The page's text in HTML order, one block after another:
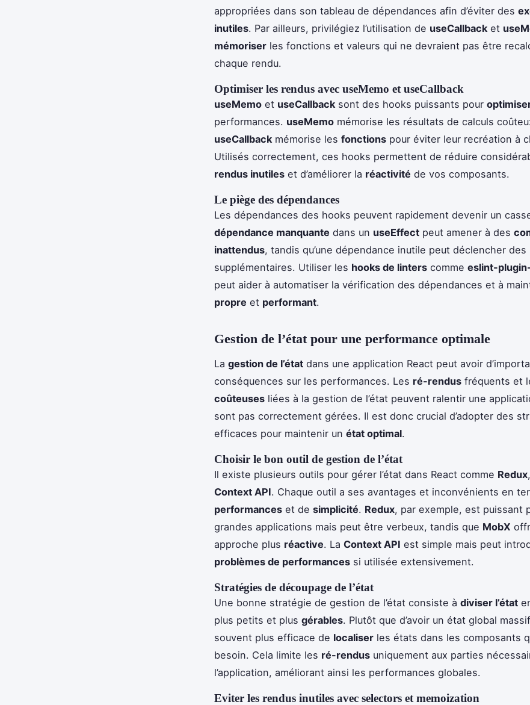
appropriées dans son tableau de dépendances afin d’éviter des
inutiles. Par ailleurs, privilégiez l’utilisation de useCallback et
mémoriser les fonctions et valeurs qui ne devraient pas être
chaque rendu.
Optimiser les rendus avec useMemo et useCallback
useMemo et useCallback sont des hooks puissants pour
performances. useMemo mémorise les résultats de calculs
useCallback mémorise les fonctions pour éviter leur recréation à
Utilisés correctement, ces hooks permettent de réduire
rendus inutiles et d’améliorer la réactivité de vos composants.
Le piège des dépendances
Les dépendances des hooks peuvent rapidement devenir un
dépendance manquante dans un useEffect peut amener à des
inattendus, tandis qu’une dépendance inutile peut déclencher des
supplémentaires. Utiliser les hooks de linters comme eslint-
peut aider à automatiser la vérification des dépendances et à
propre et performant.
Gestion de l’état pour une performance optimale
La gestion de l’état dans une application React peut avoir
conséquences sur les performances. Les ré-rendus fréquents et
coûteuses liées à la gestion de l’état peuvent ralentir une
sont pas correctement gérées. Il est donc crucial d’adopter des
efficaces pour maintenir un état optimal.
Choisir le bon outil de gestion de l’état
Il existe plusieurs outils pour gérer l’état dans React comme Redux,
Context API. Chaque outil a ses avantages et inconvénients en
performances et de simplicité. Redux, par exemple, est puissant
grandes applications mais peut être verbeux, tandis que MobX
approche plus réactive. La Context API est simple mais peut
problèmes de performances si utilisée extensivement.
Stratégies de découpage de l’état
Une bonne stratégie de gestion de l’état consiste à diviser l’état
plus petits et plus gérables. Plutôt que d’avoir un état global
souvent plus efficace de localiser les états dans les composants
besoin. Cela limite les ré-rendus uniquement aux parties
l’application, améliorant ainsi les performances globales.
Eviter les rendus inutiles avec selectors et memoization